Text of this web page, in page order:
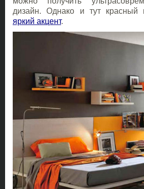
дизайн. Однако и тут красный
яркий акцент.